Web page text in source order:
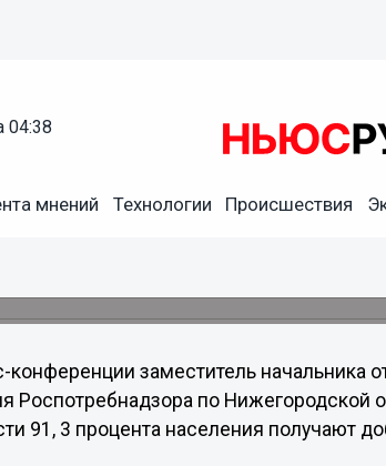
04:38
мнений Технологии Происшествия
более 90 процентов
конференции заместитель начальника
Роспотребнадзора по Нижегородской
91, 3 процента населения получают